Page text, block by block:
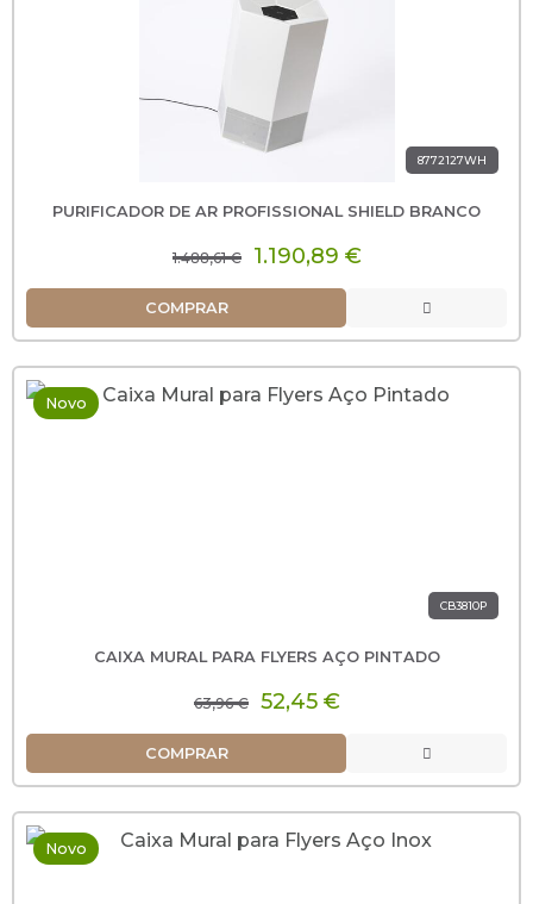
8772127WH
PURIFICADOR DE AR PROFISSIONAL SHIELD BRANCO
1.488,61 € 1.190,89 €
COMPRAR
Novo
CB3810P
CAIXA MURAL PARA FLYERS AÇO PINTADO
63,96 € 52,45 €
COMPRAR
Novo